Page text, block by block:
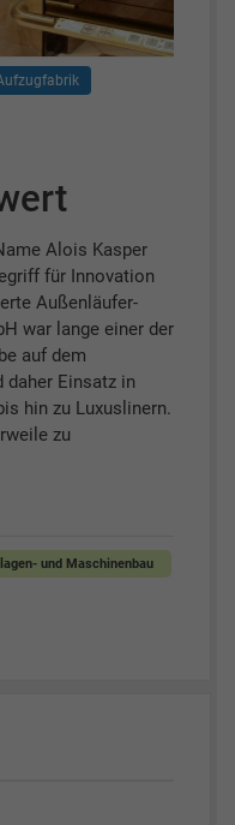
Alois Kasper
für Innovation
Außenläufer-
war lange einer der
auf dem
Einsatz in
hin zu Luxuslinern.
zu
und Maschinenbau